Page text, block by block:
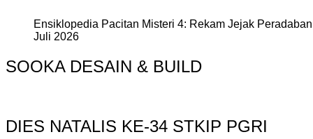
Ensiklopedia Pacitan Misteri 4: Rekam Jejak
Juli 2026
SOOKA DESAIN & BUILD
DIES NATALIS KE-34 STKIP PGRI